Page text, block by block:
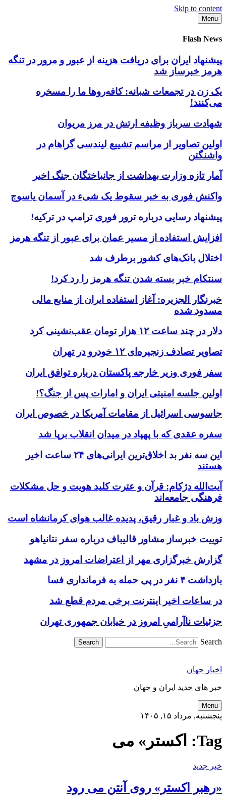
Skip to content
Menu
Flash News
پیشنهاد ایران برای دریافت هزینه از عبور و مرور در تنگه
هرمز خبرساز شد
یک زن در تجمعات شبانه: کافه‌روها ما را مسخره
می‌کنند!
شهادت سرباز وظیفه ارتش در مرز مریوان
اولین تصاویر از مراسم تشییع لیندسی گراهام در
واشنگتن
آمار تازه وزارت بهداشت از جانباختگان جنگ اخیر
واکنش فوری به خبر سقوط یک شیء در آسمان یاسوج
پیشنهاد رسایی درباره ترور فوری ترامپ در ترکیه!
افزایش استفاده از مسیر عمان برای عبور از تنگه هرمز
اختلال بانک‌های کشور برطرف شد
سنتکام خبر بسته شدن تنگه هرمز را رد کرد!
خبرنگار الجزیره: آغاز استفاده ایران از منابع مالی
مسدود شده
دلار در چند ساعت ۱۲ هزار تومان عقب‌نشینی کرد
تصاویر تصادف زنجیره‌ای ۱۲ خودرو در تهران
سفر فوری وزیر خارجه پاکستان درباره توافق ایران
اولین جلسه امنیتی ایران و امارات پس از جنگ؟!
جاسوسی اسرائیل از مقامات آمریکا در خصوص ایران
سفره عقدی که با پهپاد در میدان انقلاب برپا شد
این سه نفر بد اخلاق‌ترین ایرانی‌های ۲۴ ساعت اخیر
هستند
آیت‌الله دژکام: قرآن و عترت کلید هویت و حل مشکلات
فرهنگی جامعه‌اند
وزش باد و غبار رقیق، پدیده غالب هوای کرمانشاه است
توییت خبرساز مشاور قالیباف درباره سفر نتانیاهو
گزارش خبرگزاری مهر از اعتراضات امروز در مشهد
بازداشت ۴ نفر در پی حمله به فرمانداری فسا
در ساعات اخیر اینترنت برخی مردم قطع شد
جزئیات ناآرامیِ امروز در خیابان جمهوری تهران
Search
اخبار جهان
خبر های جدید ایران و جهان
Menu
پنجشنبه, مرداد ۱۵, ۱۴۰۵
Tag: اکستر» می
خبر جدید
«رهبر اکستر» روی آنتن می رود